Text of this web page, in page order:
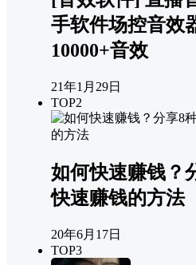
手软件场控音效
10000+音效
21年1月29日
TOP2
如何快速赚钱？
快速赚钱的方法
20年6月17日
TOP3